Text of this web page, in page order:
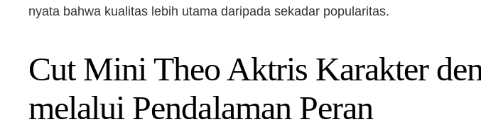
nyata bahwa kualitas lebih utama daripada sekadar popularitas.
Cut Mini Theo Aktris Karakter
melalui Pendalaman Peran